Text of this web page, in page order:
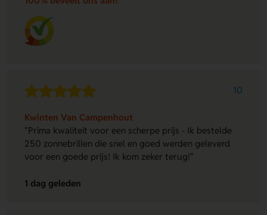
10
Kwinten Van Campenhout
"Prima kwaliteit voor een scherpe prijs - Ik bestelde
250 zonnebrillen die snel en goed werden geleverd
voor een goede prijs! Ik kom zeker terug!"
1 dag geleden